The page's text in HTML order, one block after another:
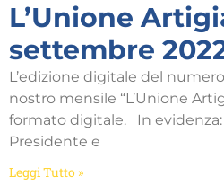
L’Unione
settembre
L’edizione digitale del
nostro mensile “L’Unione
formato digitale. In evidenza:
Presidente e
Leggi Tutto »